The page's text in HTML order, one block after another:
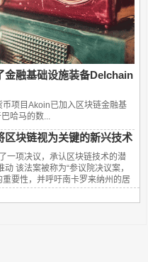
金融基础设施装备Delchain
项目Akoin已加入区块链金融基
哈马的数...
区块链视为关键的新兴技术
一项决议，承认区块链技术的潜
该法案被称为“参议院决议案，
要性，并呼吁南卡罗来纳州的居